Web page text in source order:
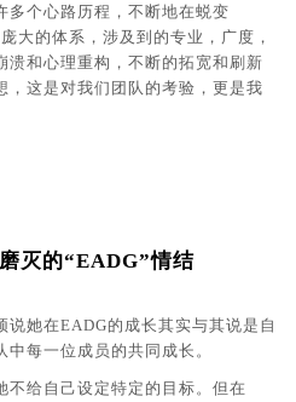
多个心路历程，不断地在蜕变
大的体系，涉及到的专业，广度，
溃和心理重构，不断的拓宽和刷新
，这是对我们团队的考验，更是我
灭的“EADG”情结
她在EADG的成长其实与其说是自
每一位成员的共同成长。
不给自己设定特定的目标。但在